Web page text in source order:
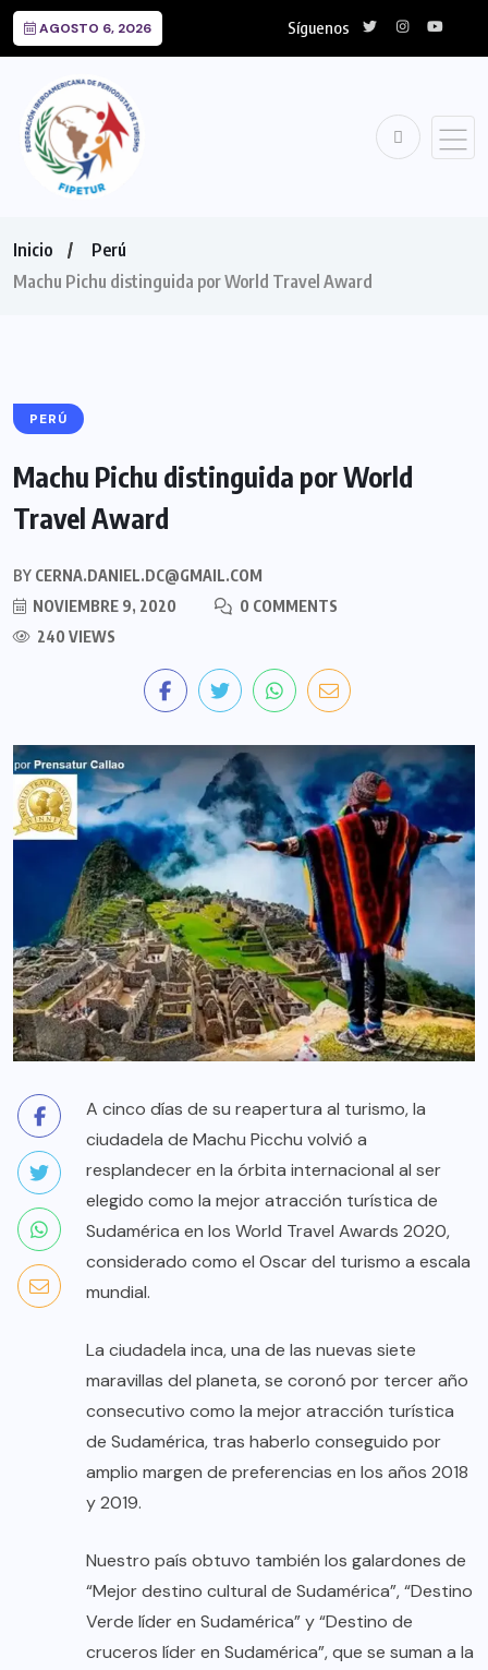
AGOSTO 6, 2026 Síguenos
Inicio
Perú
Machu Pichu distinguida por World Travel Award
PERÚ
Machu Pichu distinguida por World
Travel Award
BY CERNA.DANIEL.DC@GMAIL.COM
NOVIEMBRE 9, 2020
0 COMMENTS
240 VIEWS
A cinco días de su reapertura al turismo, la
ciudadela de Machu Picchu volvió a
resplandecer en la órbita internacional al ser
elegido como la mejor atracción turística de
Sudamérica en los World Travel Awards 2020,
considerado como el Oscar del turismo a escala
mundial.
La ciudadela inca, una de las nuevas siete
maravillas del planeta, se coronó por tercer año
consecutivo como la mejor atracción turística
de Sudamérica, tras haberlo conseguido por
amplio margen de preferencias en los años 2018
y 2019.
Nuestro país obtuvo también los galardones de
“Mejor destino cultural de Sudamérica”, “Destino
Verde líder en Sudamérica” y “Destino de
cruceros líder en Sudamérica”, que se suman a la